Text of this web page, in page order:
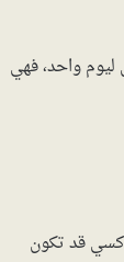
بقالة المنزل ليوم واحد، فهي
التاكسي قد تكون